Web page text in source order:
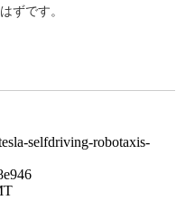
ずです。
selfdriving-robotaxis-